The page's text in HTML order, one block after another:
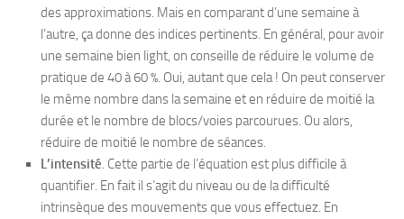
des approximations. Mais en comparant d’une semaine à
l’autre, ça donne des indices pertinents. En général, pour avoir
une semaine bien light, on conseille de réduire le volume de
pratique de 40 à 60 %. Oui, autant que cela ! On peut conserver
le même nombre dans la semaine et en réduire de moitié la
durée et le nombre de blocs/voies parcourues. Ou alors,
réduire de moitié le nombre de séances.
L’intensité. Cette partie de l’équation est plus difficile à
quantifier. En fait il s’agit du niveau ou de la difficulté
intrinsèque des mouvements que vous effectuez. En